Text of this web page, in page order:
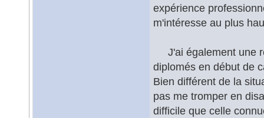
expérience
m'intéresse au plus
J'ai également une
diplomés en début de
Bien différent de la
pas me tromper en
difficile que celle